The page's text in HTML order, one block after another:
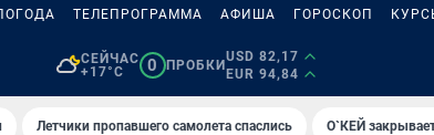
ТЕЛЕПРОГРАММА АФИША ГОРОСКОП
СЕЙЧАС
+17°C
0 ПРОБКИ
USD 82,17
EUR 94,84
Летчики пропавшего самолета спаслись О`КЕЙ